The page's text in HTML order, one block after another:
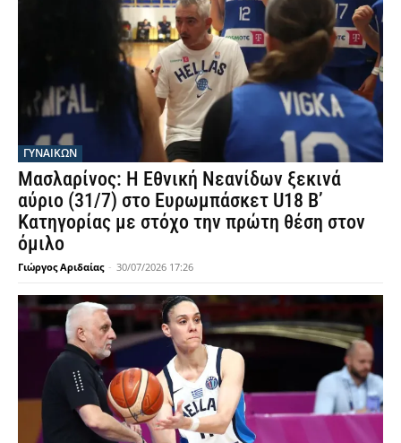
ΓΥΝΑΙΚΩΝ
Μασλαρίνος: Η Εθνική Νεανίδων ξεκινά
αύριο (31/7) στο Ευρωμπάσκετ U18 Β’
Κατηγορίας με στόχο την πρώτη θέση στον
όμιλο
Γιώργος Αριδαίας - 30/07/2026 17:26